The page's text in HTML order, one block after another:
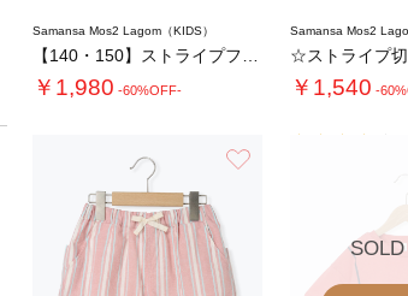
Samansa Mos2 Lagom（KIDS）
￥1,980 -60%OFF-
Samansa Mos2
☆ストライプ
￥1,540 -